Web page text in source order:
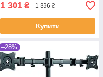
1 301 ₴ 1 396 ₴
Купити
–28%